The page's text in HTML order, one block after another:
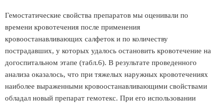
Гемостатические свойства препаратов мы оценивали по
времени кровотечения после применения
кровоостанавливающих салфеток и по количеству
пострадавших, у которых удалось остановить кровотечение на
догоспитальном этапе (табл.6). В результате проведенного
анализа оказалось, что при тяжелых наружных кровотечениях
наиболее выраженными кровоостанавливающими свойствами
обладал новый препарат гемотекс. При его использовании